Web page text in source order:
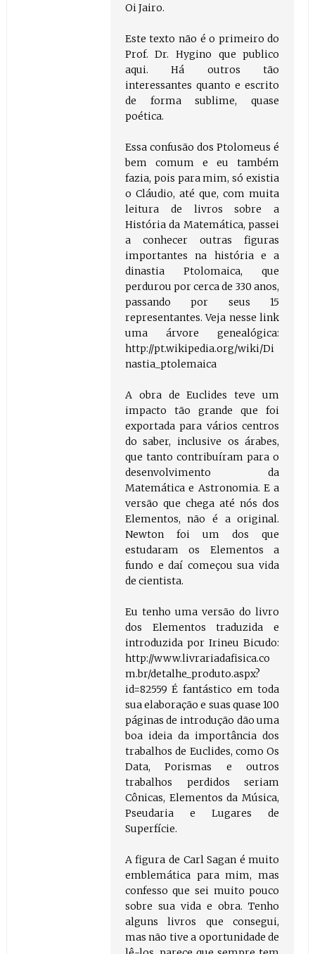
Oi Jairo.
Este texto não é o primeiro do
Prof. Dr. Hygino que publico
aqui. Há outros tão
interessantes quanto e escrito
de forma sublime, quase
poética.
Essa confusão dos Ptolomeus é
bem comum e eu também
fazia, pois para mim, só existia
o Cláudio, até que, com muita
leitura de livros sobre a
História da Matemática, passei
a conhecer outras figuras
importantes na história e a
dinastia Ptolomaica, que
perdurou por cerca de 330 anos,
passando por seus 15
representantes. Veja nesse link
uma árvore genealógica:
http://pt.wikipedia.org/wiki/Di
nastia_ptolemaica
A obra de Euclides teve um
impacto tão grande que foi
exportada para vários centros
do saber, inclusive os árabes,
que tanto contribuíram para o
desenvolvimento da
Matemática e Astronomia. E a
versão que chega até nós dos
Elementos, não é a original.
Newton foi um dos que
estudaram os Elementos a
fundo e daí começou sua vida
de cientista.
Eu tenho uma versão do livro
dos Elementos traduzida e
introduzida por Irineu Bicudo:
http://www.livrariadafisica.co
m.br/detalhe_produto.aspx?
id=82559 É fantástico em toda
sua elaboração e suas quase 100
páginas de introdução dão uma
boa ideia da importância dos
trabalhos de Euclides, como Os
Data, Porismas e outros
trabalhos perdidos seriam
Cônicas, Elementos da Música,
Pseudaria e Lugares de
Superfície.
A figura de Carl Sagan é muito
emblemática para mim, mas
confesso que sei muito pouco
sobre sua vida e obra. Tenho
alguns livros que consegui,
mas não tive a oportunidade de